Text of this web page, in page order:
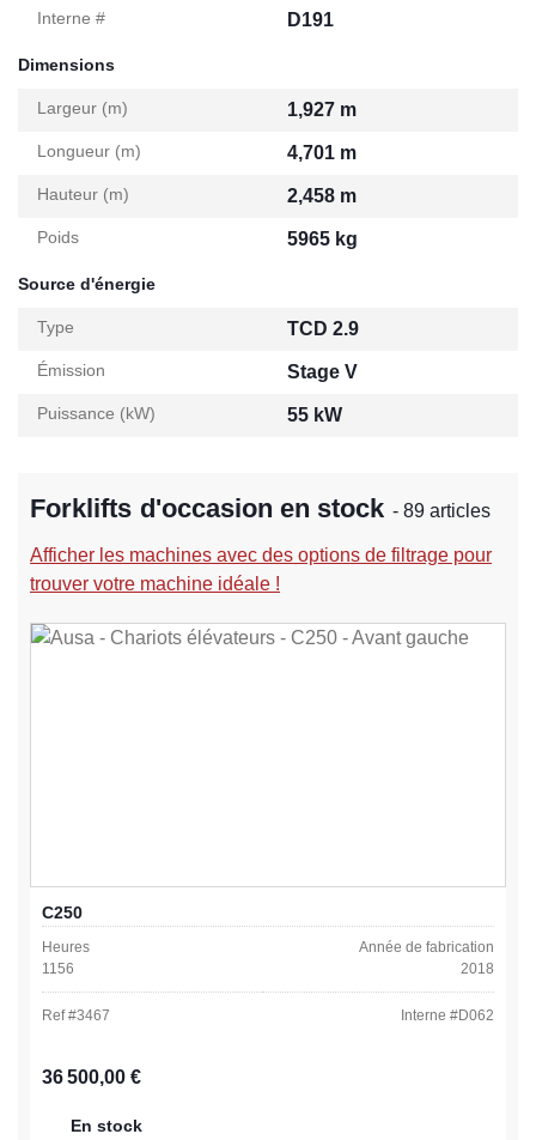
Interne # D191
Dimensions
Largeur (m) 1,927 m
Longueur (m) 4,701 m
Hauteur (m) 2,458 m
Poids 5965 kg
Source d'énergie
Type TCD 2.9
Émission Stage V
Puissance (kW) 55 kW
Forklifts d'occasion en stock - 89 articles
Afficher les machines avec des options de filtrage pour
trouver votre machine idéale !
C250
Heures
1156
Année de fabrication
2018
Ref #3467 Interne #D062
Prix régulier :
36 500,00 €
En stock